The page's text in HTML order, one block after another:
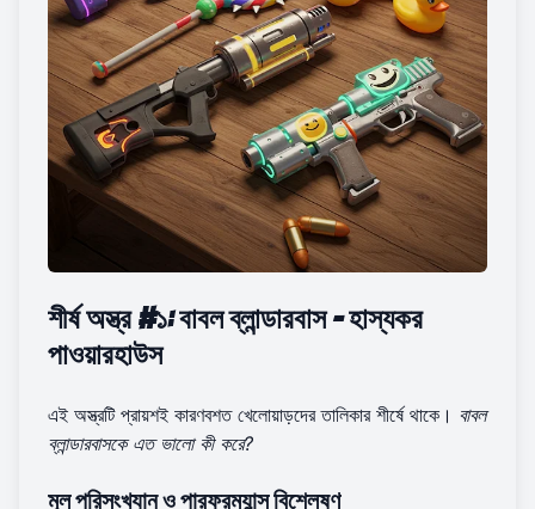
শীর্ষ অস্ত্র #১: বাবল ব্লান্ডারবাস - হাস্যকর
পাওয়ারহাউস
এই অস্ত্রটি প্রায়শই কারণবশত খেলোয়াড়দের তালিকার শীর্ষে থাকে। বাবল
ব্লান্ডারবাসকে এত ভালো কী করে?
মূল পরিসংখ্যান ও পারফরম্যান্স বিশ্লেষণ